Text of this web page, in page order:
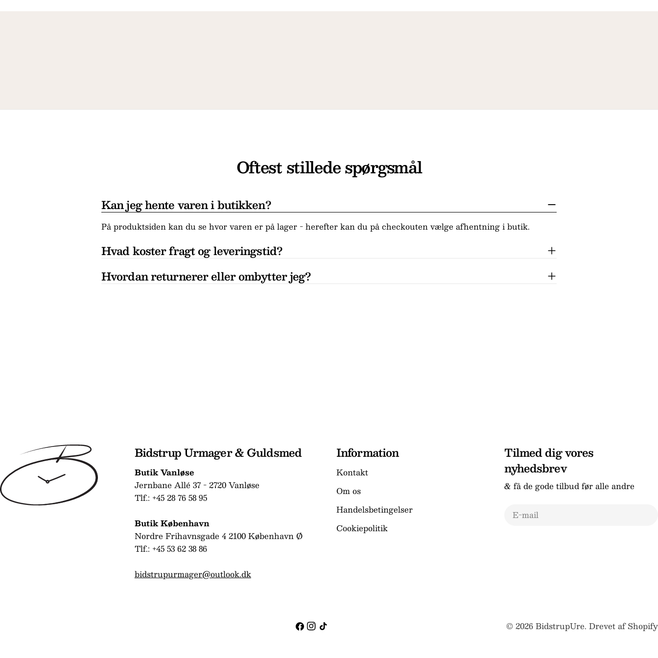
Oftest stillede spørgsmål
Kan jeg hente varen i butikken?
På produktsiden kan du se hvor varen er på lager - herefter kan du på checkouten vælge afhentning i butik.
Hvad koster fragt og leveringstid?
Hvordan returnerer eller ombytter jeg?
Bidstrup Urmager & Guldsmed
Butik Vanløse
Jernbane Allé 37 - 2720 Vanløse
Tlf.: +45 28 76 58 95
Butik København
Nordre Frihavnsgade 4 2100 København Ø
Tlf.: +45 53 62 38 86
bidstrupurmager@outlook.dk
Information
Kontakt
Om os
Handelsbetingelser
Cookiepolitik
Tilmed dig vores
nyhedsbrev
& få de gode tilbud før alle andre
E-
Facebook
Instagram
TikTok © 2026BidstrupUre. Drevet af Shopify